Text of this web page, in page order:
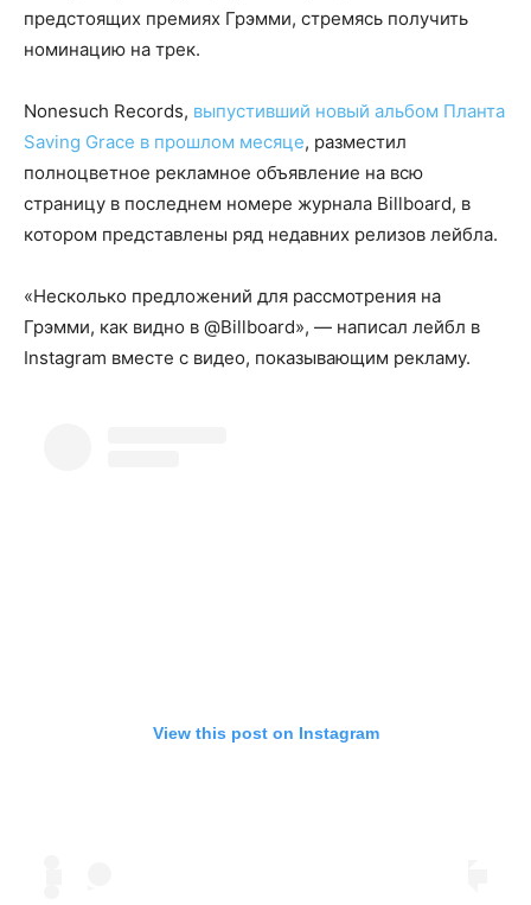
предстоящих премиях Грэмми, стремясь получить
номинацию на трек.
Nonesuch Records, выпустивший новый альбом Планта
Saving Grace в прошлом месяце, разместил
полноцветное рекламное объявление на всю
страницу в последнем номере журнала Billboard, в
котором представлены ряд недавних релизов лейбла.
«Несколько предложений для рассмотрения на
Грэмми, как видно в @Billboard», — написал лейбл в
Instagram вместе с видео, показывающим рекламу.
View this post on Instagram